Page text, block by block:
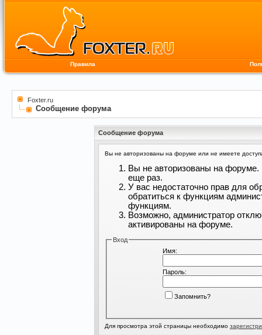
Правила
Foxter.ru
Сообщение форума
Сообщение форума
Вы не авторизованы на форуме или не имеете
Вы не авторизованы на форуме.
еще раз.
У вас недостаточно прав для
обратиться к функциям
функциям.
Возможно, администратор
активированы на форуме.
Вход
Имя:
Пароль:
Запомнить?
Для просмотра этой страницы необходимо